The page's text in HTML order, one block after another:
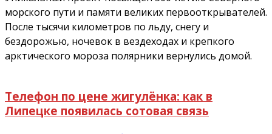
морского пути и памяти великих первооткрывателей.
После тысячи километров по льду, снегу и
бездорожью, ночевок в вездеходах и крепкого
арктического мороза полярники вернулись домой.
Телефон по цене жигулёнка: как в
Липецке появилась сотовая связь